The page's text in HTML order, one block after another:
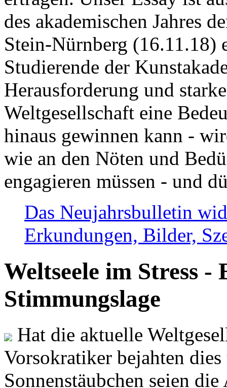
des akademischen Jahres
Stein-Nürnberg (16.11.18)
Studierende der
Herausforderung und
Weltgesellschaft eine
hinaus gewinnen kann -
wie an den Nöten und
engagieren müssen - und
Das Neujahrsbulletin
Erkundungen, Bilder,
Weltseele im Stress -
Stimmungslage
Hat die aktuelle
Vorsokratiker bejahten
Sonnenstäubchen seien